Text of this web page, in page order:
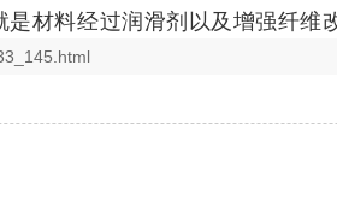
是材料经过润滑剂以及增强纤维